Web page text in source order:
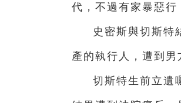
代，不過有家暴惡行
史密斯與切斯特
產的執行人，遭到男
切斯特生前立遺